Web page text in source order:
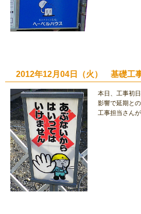
2012年12月04日（火） 基礎工
本日、工事初
影響で延期との
工事担当さん